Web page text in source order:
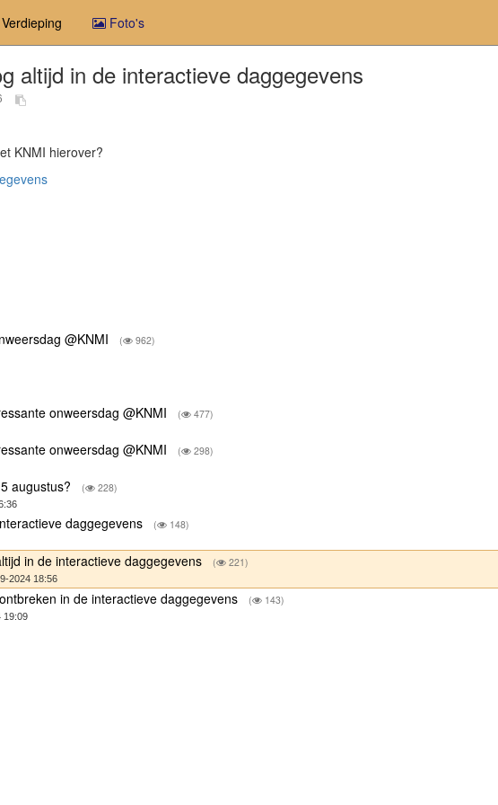
Verdieping Foto's
altijd in de interactieve daggegevens
KNMI hierover?
@KNMI ( 962)
onweersdag @KNMI ( 477)
onweersdag @KNMI ( 298)
augustus? ( 228)
daggegevens ( 148)
in de interactieve daggegevens ( 221)
2024 18:56
in de interactieve daggegevens ( 143)
19:09